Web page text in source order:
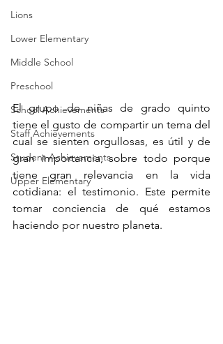
Lions
Lower Elementary
Middle School
Preschool
School Achievements
Staff Achievements
Student Achievements
Upper Elementary
El grupo de niñas de grado quinto
tiene el gusto de compartir un tema del
cual se sienten orgullosas, es útil y de
gran importancia, sobre todo porque
tiene gran relevancia en la vida
cotidiana: el testimonio. Este permite
tomar conciencia de qué estamos
haciendo por nuestro planeta.